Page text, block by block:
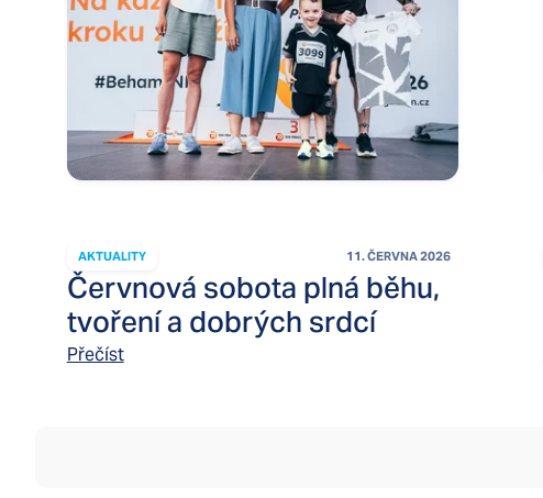
AKTUALITY 11. ČERVNA 2026
Červnová sobota plná běhu,
tvoření a dobrých srdcí
Přečíst